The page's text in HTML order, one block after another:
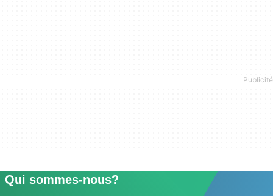
Qui sommes-nous?